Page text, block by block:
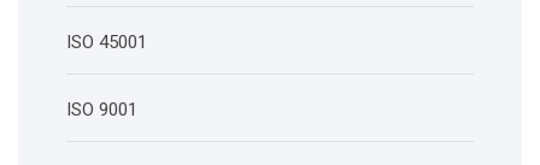
ISO 45001
ISO 9001